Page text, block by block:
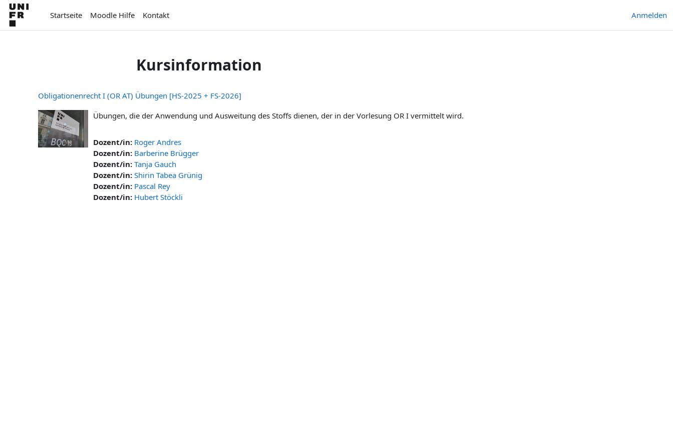
Zum Hauptinhalt
Startseite
Moodle Hilfe Kontakt Anmelden
Kursinformation
Obligationenrecht I (OR AT) Übungen [HS-2025 + FS-2026]
Übungen, die der Anwendung und Ausweitung des Stoffs dienen, der in der Vorlesung OR I vermittelt wird.
Dozent/in: Roger Andres
Dozent/in: Barberine Brügger
Dozent/in: Tanja Gauch
Dozent/in: Shirin Tabea Grünig
Dozent/in: Pascal Rey
Dozent/in: Hubert Stöckli